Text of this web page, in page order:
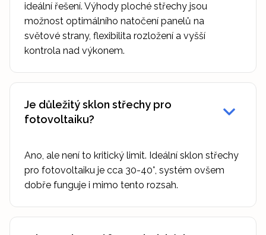
ideální řešení. Výhody ploché střechy jsou
možnost optimálního natočení panelů na
světové strany, flexibilita rozložení a vyšší
kontrola nad výkonem.
Je důležitý sklon střechy pro
fotovoltaiku?
Ano, ale není to kritický limit. Ideální sklon střechy
pro fotovoltaiku je cca 30-40°, systém ovšem
dobře funguje i mimo tento rozsah.